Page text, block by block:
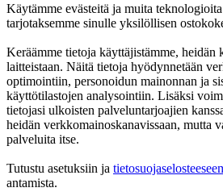
Käytämme evästeitä ja muita
tarjotaksemme sinulle yksilöllisen
Keräämme tietoja käyttäjistämme, heidän
laitteistaan. Näitä tietoja hyödynnetään
optimointiin, personoidun mainonnan ja
käyttötilastojen analysointiin. Lisäksi
tietojasi ulkoisten palveluntarjoajien
heidän verkkomainoskanavissaan, mutta
palveluita itse.
Tutustu asetuksiin ja
antamista.